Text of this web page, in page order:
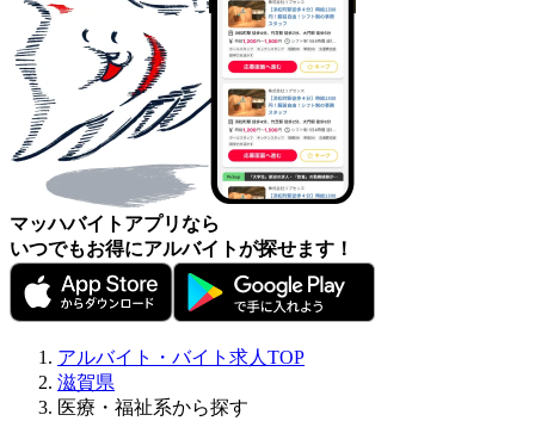
マッハバイトアプリなら
いつでもお得にアルバイトが探せます！
アルバイト・バイト求人TOP
滋賀県
医療・福祉系から探す